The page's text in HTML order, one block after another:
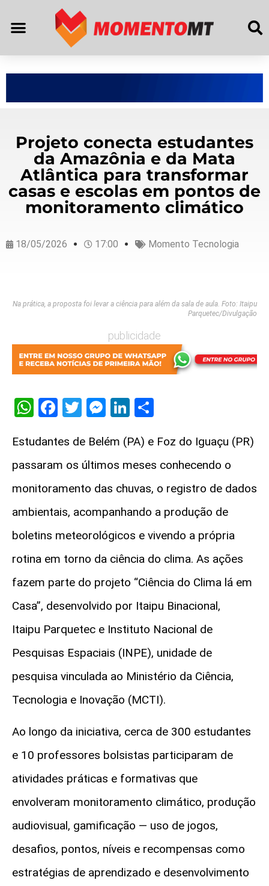
Projeto conecta estudantes
da Amazônia e da Mata
Atlântica para transformar
casas e escolas em pontos de
monitoramento climático
18/05/2026 17:00 Momento Tecnologia
Na prática, a proposta foi levar a ciência para além da sala de aula. Foto: Itaipu
Parquetec/Divulgação
publicidade
WhatsApp
Facebook
Twitter
Messenger
LinkedIn
Estudantes de Belém (PA) e Foz do Iguaçu (PR)
passaram os últimos meses conhecendo o
monitoramento das chuvas, o registro de dados
ambientais, acompanhando a produção de
boletins meteorológicos e vivendo a própria
rotina em torno da ciência do clima. As ações
fazem parte do projeto “Ciência do Clima lá em
Casa”, desenvolvido por Itaipu Binacional,
Itaipu Parquetec e Instituto Nacional de
Pesquisas Espaciais (INPE), unidade de
pesquisa vinculada ao Ministério da Ciência,
Tecnologia e Inovação (MCTI).
Ao longo da iniciativa, cerca de 300 estudantes
e 10 professores bolsistas participaram de
atividades práticas e formativas que
envolveram monitoramento climático, produção
audiovisual, gamificação — uso de jogos,
desafios, pontos, níveis e recompensas como
estratégias de aprendizado e desenvolvimento